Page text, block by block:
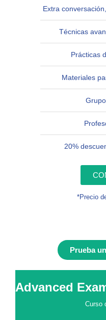
Extra
Técnicas
Prácticas
Materiales
20%
*Precio
Prueba
Advanced
Curso